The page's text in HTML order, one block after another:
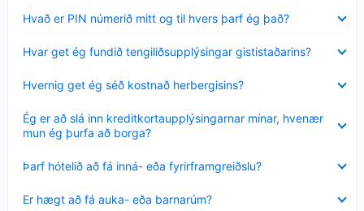
Hvað er PIN númerið mitt og til hvers þarf ég það?
sýnt
Hvar get ég fundið tengiliðsupplýsingar gististaðarins?
sýnt
Hvernig get ég séð kostnað herbergisins?
sýnt
Ég er að slá inn kreditkortaupplýsingarnar mínar, hvenær
mun ég þurfa að borga?
Minna
sýnt
Þarf hótelið að fá inná- eða fyrirframgreiðslu?
sýnt
Er hægt að fá auka- eða barnarúm?
sýnt